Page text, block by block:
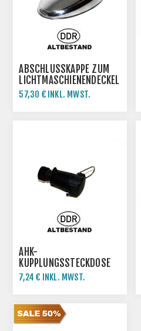
ABSCHLUSSKAPPE ZUM L
ICHTMASCHIENENDECKEL E
S125 ES150 TS125 T
S150
57,30 € INKL. MWST.
AHK-
KUPPLUNGSSTECKDOSE
PLAST. 7-POLIG
7,24 € INKL. MWST.